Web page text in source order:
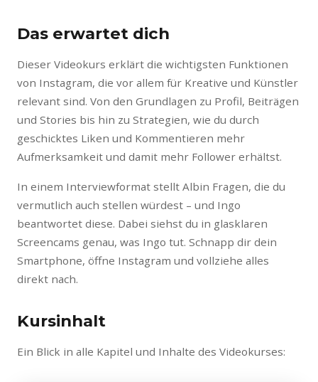
Das erwartet dich
Dieser Videokurs erklärt die wichtigsten Funktionen
von Instagram, die vor allem für Kreative und Künstler
relevant sind. Von den Grundlagen zu Profil, Beiträgen
und Stories bis hin zu Strategien, wie du durch
geschicktes Liken und Kommentieren mehr
Aufmerksamkeit und damit mehr Follower erhältst.
In einem Interviewformat stellt Albin Fragen, die du
vermutlich auch stellen würdest – und Ingo
beantwortet diese. Dabei siehst du in glasklaren
Screencams genau, was Ingo tut. Schnapp dir dein
Smartphone, öffne Instagram und vollziehe alles
direkt nach.
Kursinhalt
Ein Blick in alle Kapitel und Inhalte des Videokurses: